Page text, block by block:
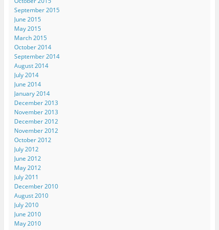
September 2015
June 2015
May 2015
March 2015
October 2014
September 2014
August 2014
July 2014
June 2014
January 2014
December 2013
November 2013
December 2012
November 2012
October 2012
July 2012
June 2012
May 2012
July 2011
December 2010
August 2010
July 2010
June 2010
May 2010